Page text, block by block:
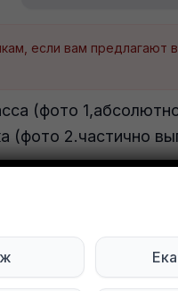
(фото
(фото 2.частично